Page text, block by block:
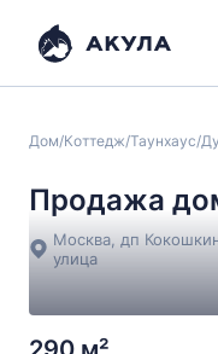
Дом/Коттедж/Таунхаус/
Продажа
Москва, дп
улица